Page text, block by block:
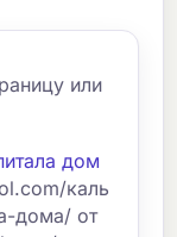
или
дом
каль
дома/ от